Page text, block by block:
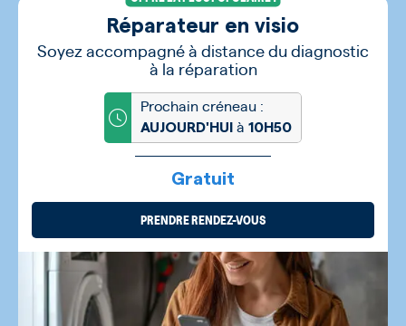
Réparateur en visio
Soyez accompagné à distance du diagnostic
à la réparation
Prochain créneau :
AUJOURD'HUI à 10H50
Gratuit
PRENDRE RENDEZ-VOUS